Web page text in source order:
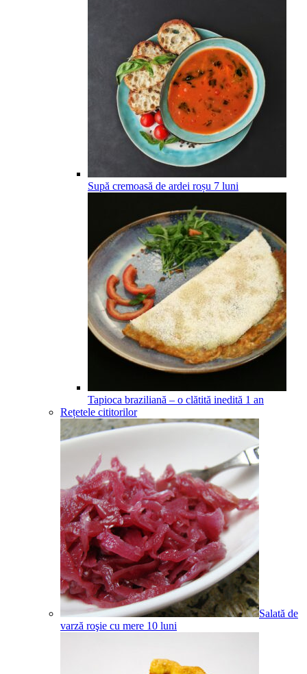
Supă cremoasă de ardei roșu 7 luni
Tapioca braziliană – o clătită inedită 1 an
Rețetele cititorilor
Salată de
varză roşie cu mere 10 luni